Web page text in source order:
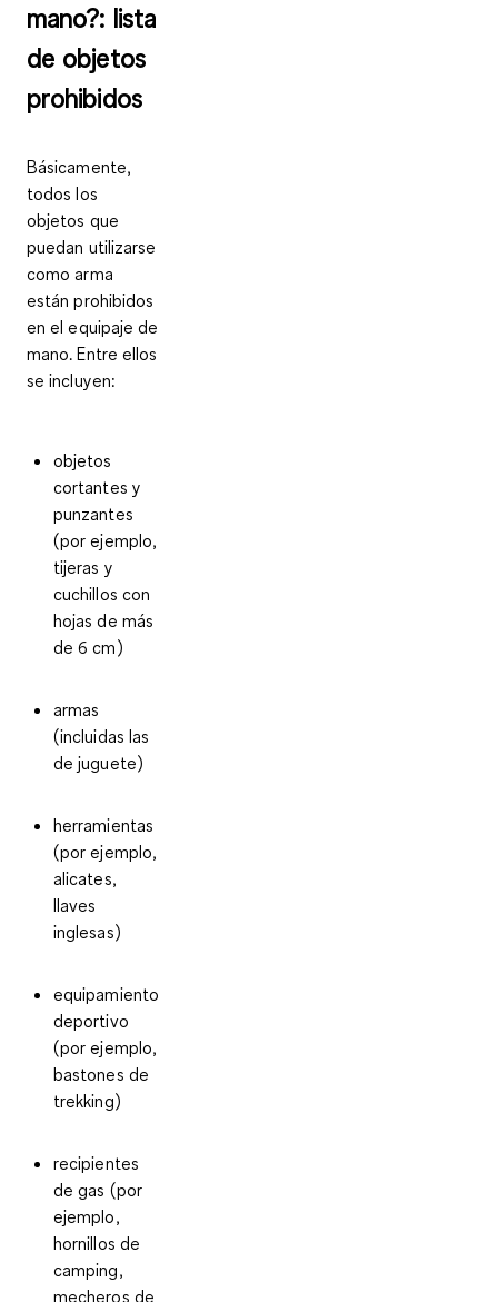
mano?: lista
de objetos
prohibidos
Básicamente,
todos los
objetos que
puedan utilizarse
como arma
están prohibidos
en el equipaje de
mano. Entre ellos
se incluyen:
objetos
cortantes y
punzantes
(por ejemplo,
tijeras y
cuchillos con
hojas de más
de 6 cm)
armas
(incluidas las
de juguete)
herramientas
(por ejemplo,
alicates,
llaves
inglesas)
equipamiento
deportivo
(por ejemplo,
bastones de
trekking)
recipientes
de gas (por
ejemplo,
hornillos de
camping,
mecheros de